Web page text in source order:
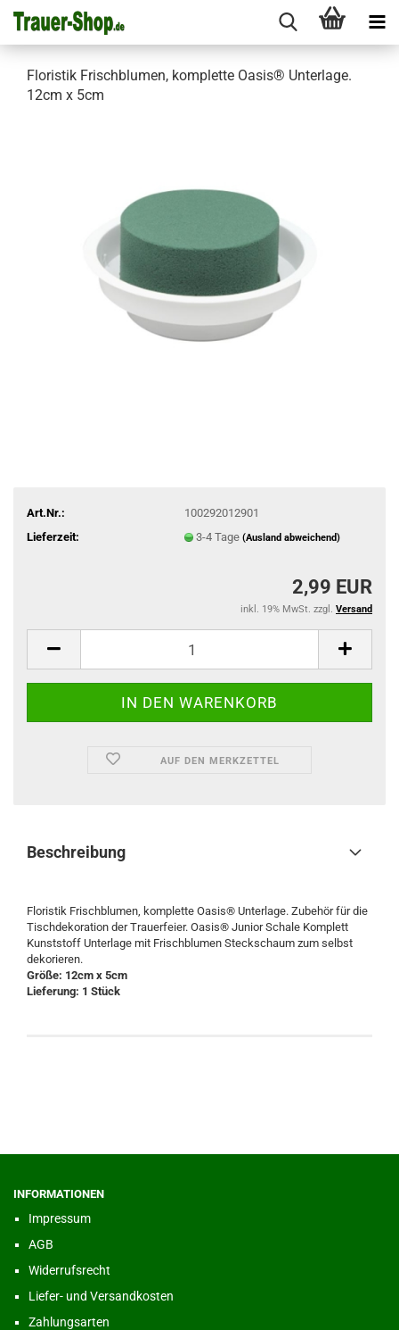
Floristik Frischblumen, komplette Oasis® Unterlage.
12cm x 5cm
Art.Nr.:
100292012901
Lieferzeit:
3-4 Tage (Ausland abweichend)
2,99 EUR
inkl. 19% MwSt. zzgl. Versand
AUF DEN MERKZETTEL
Beschreibung
Floristik Frischblumen, komplette Oasis® Unterlage. Zubehör für die
Tischdekoration der Trauerfeier. Oasis® Junior Schale Komplett
Kunststoff Unterlage mit Frischblumen Steckschaum zum selbst
dekorieren.
Größe: 12cm x 5cm
Lieferung: 1 Stück
INFORMATIONEN
Impressum
AGB
Widerrufsrecht
Liefer- und Versandkosten
Zahlungsarten